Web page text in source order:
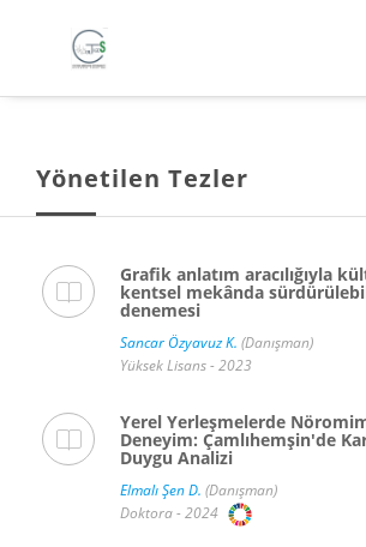
Yönetilen Tezler
Grafik anlatım aracılığıyla
kentsel mekânda
denemesi
Sancar Özyavuz K. (Danışman)
Yüksek Lisans - 2023
Yerel Yerleşmelerde
Deneyim: Çamlıhemşin'de
Duygu Analizi
Elmalı Şen D. (Danışman)
Doktora - 2024